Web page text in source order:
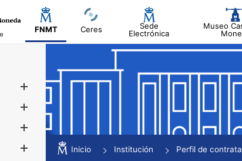
FNMT Ceres
Sede
Electrónica
Museo
Mostrar/Ocultar
Mostrar/Ocultar
Inicio Institución Perfil de